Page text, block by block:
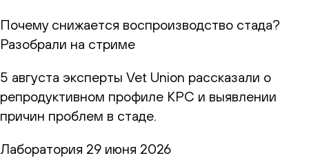
Почему снижается воспроизводство стада?
Разобрали на стриме
5 августа эксперты Vet Union рассказали о
репродуктивном профиле КРС и выявлении
причин проблем в стаде.
Лаборатория 29 июня 2026